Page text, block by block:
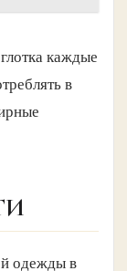
каждые
в
одежды в